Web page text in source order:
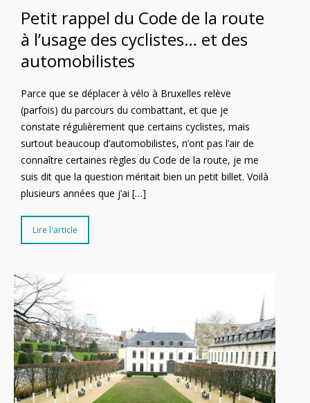
Petit rappel du Code de la route
à l’usage des cyclistes… et des
automobilistes
Parce que se déplacer à vélo à Bruxelles relève
(parfois) du parcours du combattant, et que je
constate régulièrement que certains cyclistes, mais
surtout beaucoup d’automobilistes, n’ont pas l’air de
connaître certaines règles du Code de la route, je me
suis dit que la question méritait bien un petit billet. Voilà
plusieurs années que j’ai […]
Lire l'article